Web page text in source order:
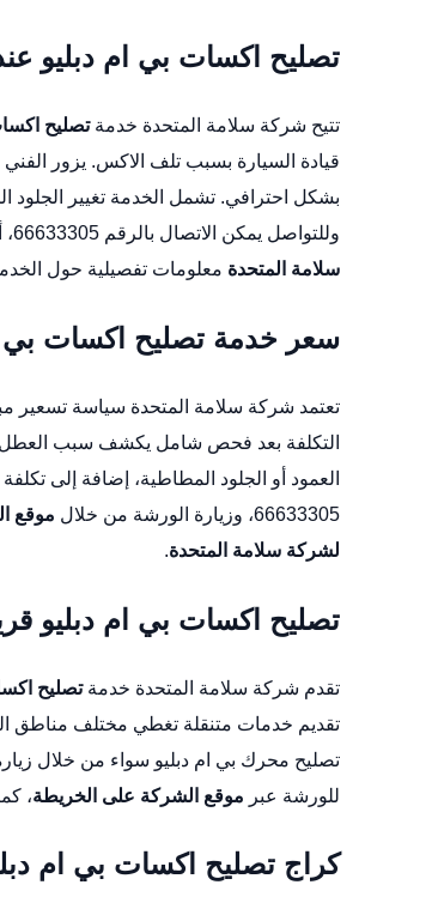
تصليح اكسات بي ام دبليو
تتيح شركة سلامة المتحدة خدمةتصليح
قيادة السيارة بسبب تلف الاكس. يزور
بشكل احترافي. تشمل الخدمة تغيير الجلود
وللتواصل يمكن الاتصال بالرقم 66633305، أو زيارة الورشة عبر
سلامة المتحدة معلومات تفصيلية حول
سعر خدمة تصليح اكسات بي
تعتمد شركة سلامة المتحدة سياسة تسعير
التكلفة بعد فحص شامل يكشف سبب العطل
العمود أو الجلود المطاطية، إضافة إلى
66633305، وزيارة الورشة من خلال
موقع
لشركة سلامة المتحدة.
تصليح اكسات بي ام دبليو
تقدم شركة سلامة المتحدة خدمةتصليح
تقديم خدمات متنقلة تغطي مختلف مناطق
تصليح محرك بي ام دبليو
للورشة عبر موقع الشركة على الخريطة،
كراج تصليح اكسات بي ام